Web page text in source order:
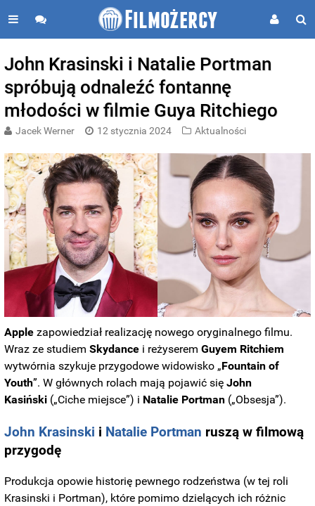
John Krasinski i Natalie Portman
spróbują odnaleźć fontannę
młodości w filmie Guya Ritchiego
Jacek Werner 12 stycznia 2024 Aktualności
Apple zapowiedział realizację nowego oryginalnego filmu.
Wraz ze studiemSkydance i reżyseremGuyem Ritchiem
wytwórnia szykuje przygodowe widowisko „Fountain of
Youth”. W głównych rolach mają pojawić sięJohn
Kasiński („Ciche miejsce”) i Natalie Portman („Obsesja”).
John Krasinski i Natalie Portman ruszą w filmową
przygodę
Produkcja opowie historię pewnego rodzeństwa (w tej roli
Krasinski i Portman), które pomimo dzielących ich różnic